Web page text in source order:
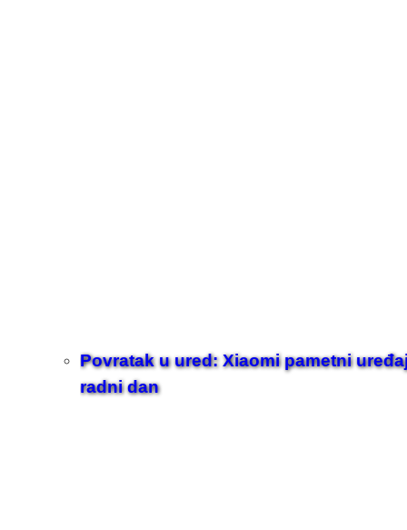
Povratak u ured: Xiaomi pametni
radni dan